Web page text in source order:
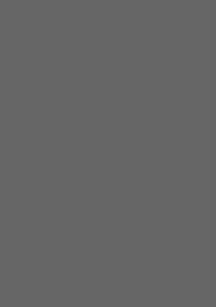
Plattformen werden
Medien akzeptiert